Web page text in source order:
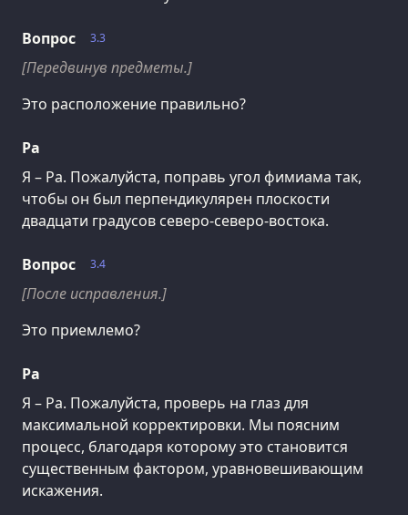
3.3
Вопрос
[Передвинув предметы.]
Это расположение правильно?
Ра
Я – Ра. Пожалуйста, поправь угол фимиама так,
чтобы он был перпендикулярен плоскости
двадцати градусов северо-северо-востока.
3.4
Вопрос
[После исправления.]
Это приемлемо?
Ра
Я – Ра. Пожалуйста, проверь на глаз для
максимальной корректировки. Мы поясним
процесс, благодаря которому это становится
существенным фактором, уравновешивающим
искажения.